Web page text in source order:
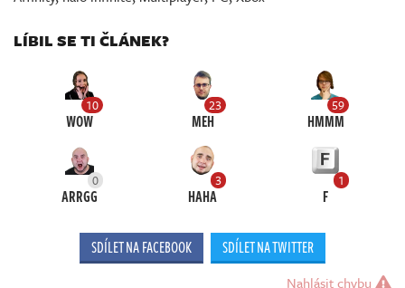
LÍBIL SE TI ČLÁNEK?
10
WOW
23
MEH
59
HMMM
0
ARRGG
3
HAHA
1
F
SDÍLET NA FACEBOOK SDÍLET NA TWITTER
Nahlásit chybu